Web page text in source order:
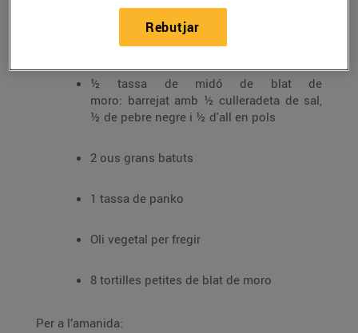
450 g de gambes mitjanes pelades
½ tassa de midó de blat de
moro: barrejat amb ½ culleradeta de sal,
½ de pebre negre i ½ d'all en pols
2 ous grans batuts
1 tassa de panko
Oli vegetal per fregir
8 tortilles petites de blat de moro
Per a l’amanida:
Rebutjar